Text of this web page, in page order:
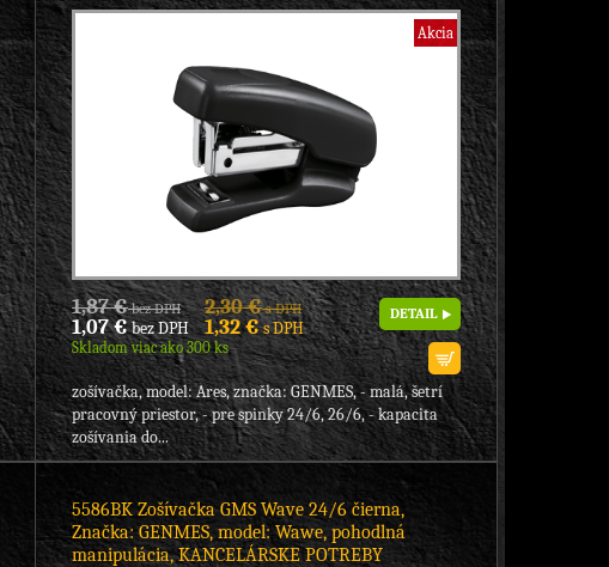
Akcia
1,87 €bez DPH 2,30 €s DPH
1,07 €bez DPH 1,32 €s DPH
Skladom viac ako 300 ks
DETAIL
zošívačka, model: Ares, značka: GENMES, - malá, šetrí
pracovný priestor, - pre spinky 24/6, 26/6, - kapacita
zošívania do...
5586BK Zošívačka GMS Wave 24/6 čierna,
Značka: GENMES, model: Wawe, pohodlná
manipulácia, KANCELÁRSKE POTREBY